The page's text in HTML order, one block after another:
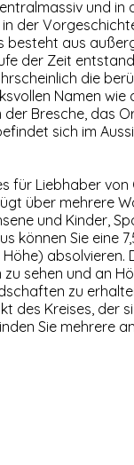
und in
der
besteht aus
der Zeit
die
Namen wie
der Bresche, das
sich im
für Liebhaber
über mehrere
und Kinder,
können Sie eine
absolvieren.
sehen und an
zu
des Kreises, der
Sie mehrere